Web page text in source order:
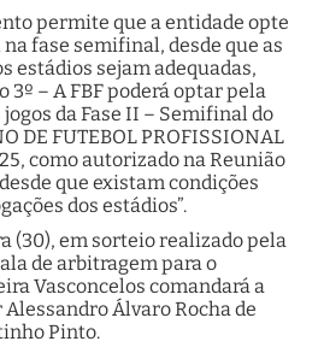
permite que a entidade opte
fase semifinal, desde que as
estádios sejam adequadas,
3º – A FBF poderá optar pela
da Fase II – Semifinal do
DE FUTEBOL PROFISSIONAL
como autorizado na Reunião
que existam condições
dos estádios”.
(30), em sorteio realizado pela
de arbitragem para o
Vasconcelos comandará a
Álvaro Rocha de
Pinto.